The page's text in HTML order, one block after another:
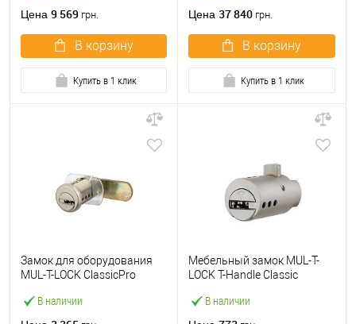
Цена 9 569 грн.
В корзину
Купить в 1 клик
Цена 37 840 грн.
В корзину
Купить в 1 клик
В наличии
Замок для оборудования
MUL-T-LOCK ClassicPro
В наличии
Мебельный замок MUL-T-
LOCK T-Handle Classic